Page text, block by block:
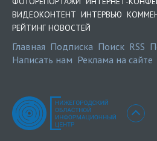
ВИДЕОКОНТЕНТ ИНТЕРВЬЮ
РЕЙТИНГ НОВОСТЕЙ
Главная Подписка Поиск RSS
Написать нам Реклама на сайте